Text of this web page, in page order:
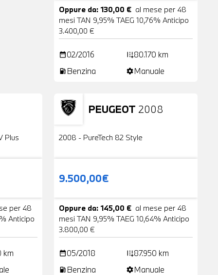
Oppure da: 130,00 € al mese per 48
mesi TAN 9,95% TAEG 10,76% Anticipo
3.400,00 €
date_range02/2016 add_road80.170 km
local_gas_station Benzina settingsManuale
Plus
per 48
Anticipo
km
PEUGEOT 2008
Usato
2008 - PureTech 82 Style
9.500,00€
Oppure da: 145,00 € al mese per 48
mesi TAN 9,95% TAEG 10,64% Anticipo
3.800,00 €
date_range05/2018 add_road87.950 km
local_gas_station Benzina settingsManuale